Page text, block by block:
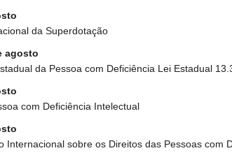
da Superdotação
agosto
da Pessoa com Deficiência Lei Estadual
com Deficiência Intelectual
Internacional sobre os Direitos das Pessoas com